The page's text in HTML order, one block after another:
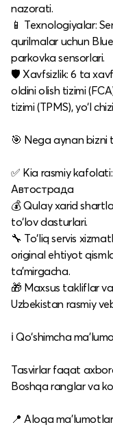
nazorati.​
📱 Texnologiyalar:
qurilmalar uchun
parkovka sensorlari.​
🛡️ Xavfsizlik: 6 ta
oldini olish tizimi
tizimi (TPMS), yo‘l
🎯 Nega aynan bizni
✅ Kia rasmiy
Автострада
💰 Qulay xarid
to‘lov dasturlari.​
🔧 To‘liq servis
original ehtiyot
ta’mirgacha.​
🎁 Maxsus takliflar
Uzbekistan rasmiy
ℹ️ Qo‘shimcha
Tasvirlar faqat
Boshqa ranglar va
📍 Aloqa